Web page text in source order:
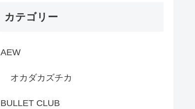
カテゴリー
AEW
オカダカズチカ
BULLET CLUB